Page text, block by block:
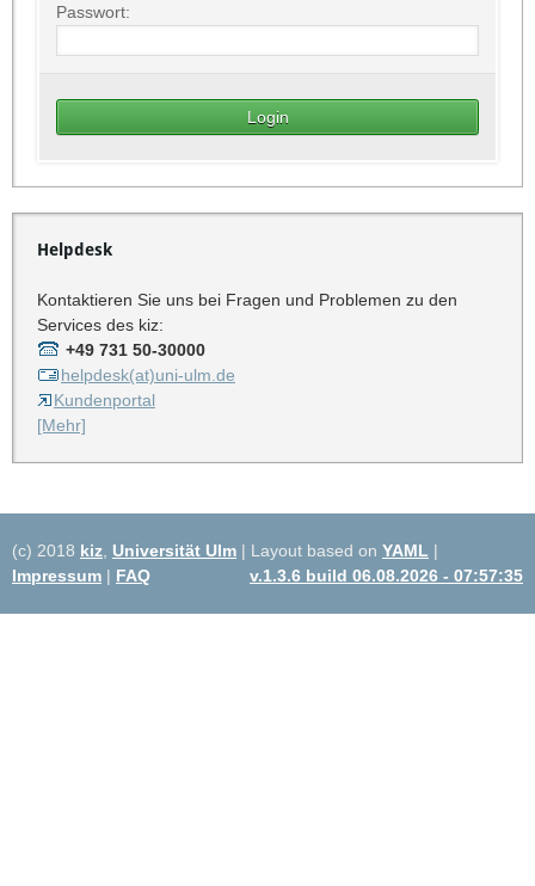
Passwort:
Helpdesk
Kontaktieren Sie uns bei Fragen und Problemen zu den
Services des kiz:
+49 731 50-30000
helpdesk(at)uni-ulm.de
Kundenportal
[Mehr]
(c) 2018 kiz Universität Ulm | Layout based on YAML |
Impressum | FAQ v.1.3.6 build 06.08.2026 - 07:57:35